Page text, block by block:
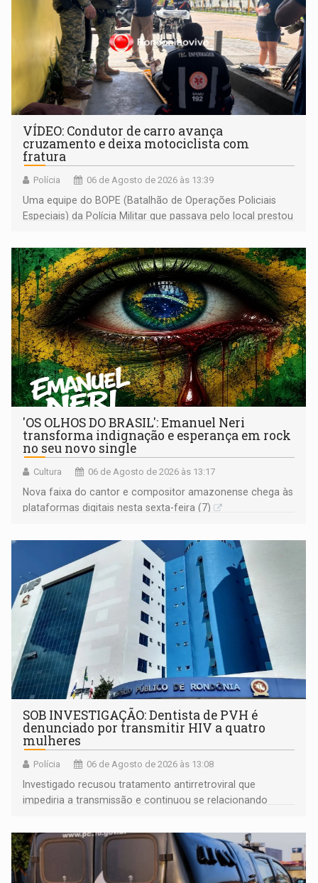
VÍDEO: Condutor de carro avança
cruzamento e deixa motociclista com
fratura
Polícia 06 de Agosto de 2026 às 13:39
Uma equipe do BOPE (Batalhão de Operações Policiais
Especiais) da Polícia Militar que passava pelo local prestou
'OS OLHOS DO BRASIL': Emanuel Neri
transforma indignação e esperança em rock
no seu novo single
Cultura 06 de Agosto de 2026 às 13:17
Nova faixa do cantor e compositor amazonense chega às
plataformas digitais nesta sexta-feira (7)
SOB INVESTIGAÇÃO: Dentista de PVH é
denunciado por transmitir HIV a quatro
mulheres
Polícia 06 de Agosto de 2026 às 13:08
Investigado recusou tratamento antirretroviral que
impediria a transmissão e continuou se relacionando